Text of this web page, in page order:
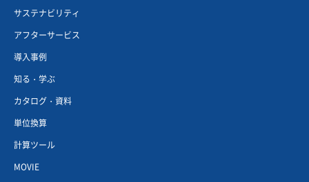
サステナビリティ
アフターサービス
導入事例
知る・学ぶ
カタログ・資料
単位換算
計算ツール
MOVIE